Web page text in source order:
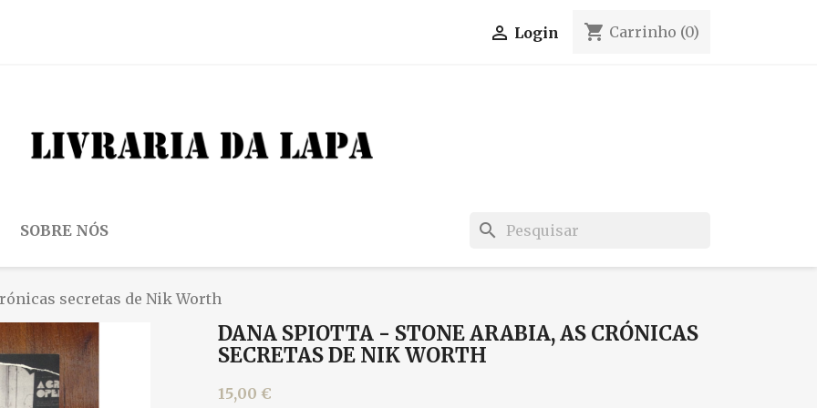
 Login shopping_cart Carrinho (0)
SOBRE NÓS search
secretas de Nik Worth
DANA SPIOTTA - STONE ARABIA, AS CRÓNICAS
SECRETAS DE NIK WORTH
15,00 €